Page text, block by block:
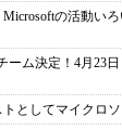
の活動いろ
ーム決定！4月23
としてマイクロソ